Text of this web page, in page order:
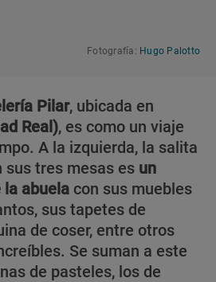
Fotografía: Hugo Palotto
Pilar, ubicada en
Real), es como un viaje
A la izquierda, la salita
sus tres mesas es un
la abuela con sus muebles
sus tapetes de
de coser, entre otros
Se suman a este
de pasteles, los de